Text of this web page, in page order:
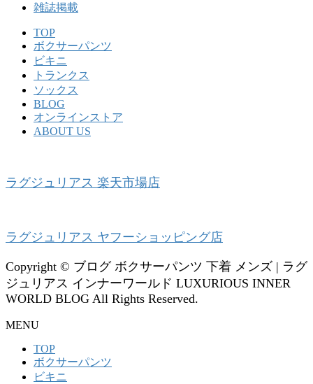
雑誌掲載
TOP
ボクサーパンツ
ビキニ
トランクス
ソックス
BLOG
オンラインストア
ABOUT US
ラグジュリアス 楽天市場店
ラグジュリアス ヤフーショッピング店
Copyright © ブログ ボクサーパンツ 下着 メンズ | ラグ
ジュリアス インナーワールド LUXURIOUS INNER
WORLD BLOG All Rights Reserved.
MENU
TOP
ボクサーパンツ
ビキニ